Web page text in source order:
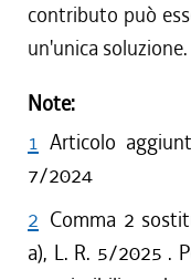
contributo può
un'unica soluzione.
Note:
1 Articolo
7/2024
2 Comma 2
a), L. R. 5/2025 .